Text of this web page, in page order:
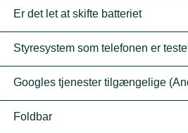
Er det let at skifte batteriet
Styresystem som telefonen er
Googles tjenester tilgængelige
Foldbar